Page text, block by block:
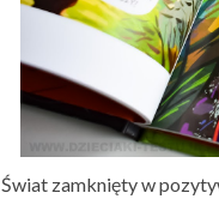
Świat zamknięty w